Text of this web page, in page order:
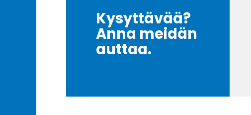
Kysyttävää?
Anna meidän
auttaa.